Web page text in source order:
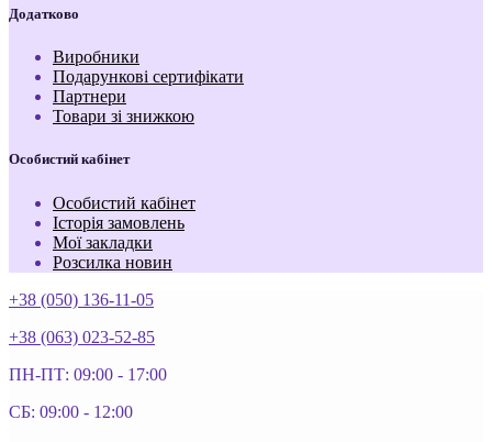
Додатково
Виробники
Подарункові сертифікати
Партнери
Товари зі знижкою
Особистий кабінет
Особистий кабінет
Історія замовлень
Мої закладки
Розсилка новин
+38 (050) 136-11-05
+38 (063) 023-52-85
ПН-ПТ: 09:00 - 17:00
СБ: 09:00 - 12:00